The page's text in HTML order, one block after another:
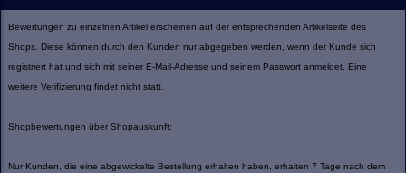
Bewertungen zu einzelnen Artikel erscheinen auf der entsprechenden Artikelseite des
Shops. Diese können durch den Kunden nur abgegeben werden, wenn der Kunde sich
registriert hat und sich mit seiner E-Mail-Adresse und seinem Passwort anmeldet. Eine
weitere Verifizierung findet nicht statt.
Shopbewertungen über Shopauskunft:
Nur Kunden, die eine abgewickelte Bestellung erhalten haben, erhalten 7 Tage nach dem